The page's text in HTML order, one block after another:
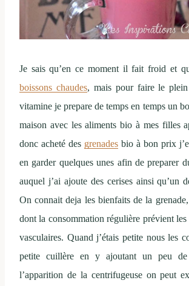
Je sais qu’en ce moment il fait froid et
boissons chaudes, mais pour faire le plein
vitamine je prepare de temps en temps un
maison avec les aliments bio à mes filles
donc acheté des grenades bio à bon prix
en garder quelques unes afin de preparer
auquel j’ai ajoute des cerises ainsi qu’un
On connait deja les bienfaits de la
dont la consommation régulière prévient
vasculaires. Quand j’étais petite nous les
petite cuillère en y ajoutant un peu
l’apparition de la centrifugeuse on peut